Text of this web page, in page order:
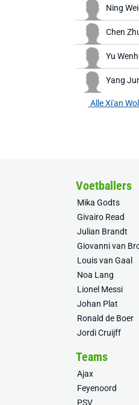
Ning
Chen
Yu
Yang
Alle Xi'an
Voetballers
Mika Godts
Givairo Read
Julian Brandt
Giovanni van
Louis van Gaal
Noa Lang
Lionel Messi
Johan Plat
Ronald de Boer
Jordi Cruijff
Teams
Ajax
Feyenoord
PSV